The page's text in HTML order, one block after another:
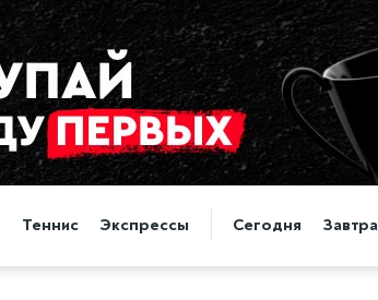
Теннис Экспрессы Сегодня Завтра